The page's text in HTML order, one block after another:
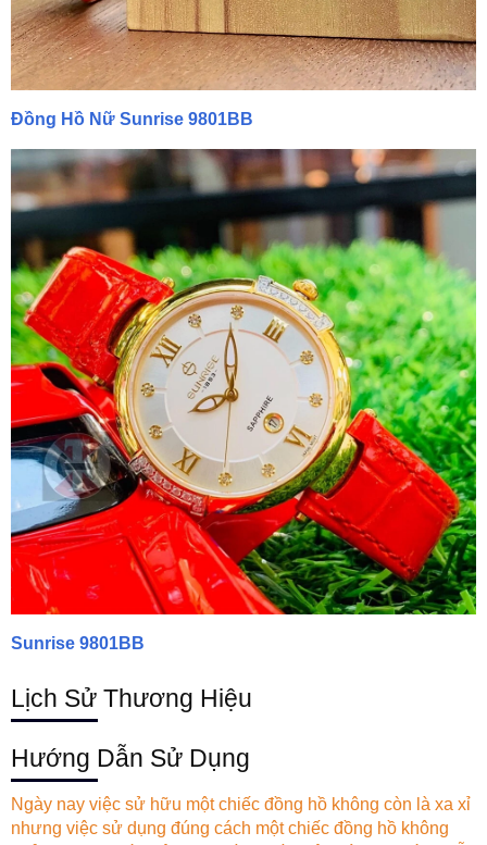
Đồng Hồ Nữ Sunrise 9801BB
Sunrise 9801BB
Lịch Sử Thương Hiệu
Hướng Dẫn Sử Dụng
Ngày nay việc sử hữu một chiếc đồng hồ không còn là xa xỉ
nhưng việc sử dụng đúng cách một chiếc đồng hồ không